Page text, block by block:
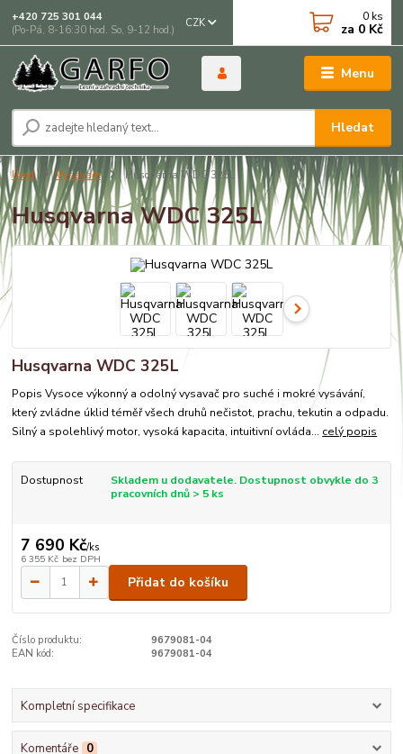
Menu
CZK
Hledat
+420 725 301 044
(Po-Pá, 8-16:30 hod. So, 9-12 hod.)
0 ks
za 0 Kč
Úvod Vysavače Husqvarna WDC 325L
Husqvarna WDC 325L
Husqvarna WDC 325L
Popis Vysoce výkonný a odolný vysavač pro suché i mokré vysávání,
který zvládne úklid téměř všech druhů nečistot, prachu, tekutin a odpadu.
Silný a spolehlivý motor, vysoká kapacita, intuitivní ovláda... celý popis
Dostupnost
Skladem u dodavatele. Dostupnost obvykle do 3
pracovních dnů > 5 ks
7 690 Kč/ks
6 355 Kč bez DPH
Přidat do košíku
Číslo produktu:
9679081-04
EAN kód:
9679081-04
Kompletní specifikace
Komentáře 0